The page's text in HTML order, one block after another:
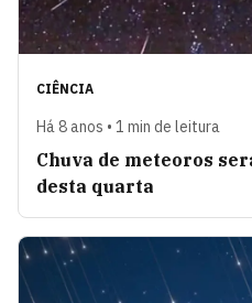
CIÊNCIA
Há 8 anos • 1 min de leitura
Chuva de meteoros
desta quarta